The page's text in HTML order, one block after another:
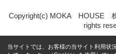
Copyright(c) MOKA HOUSE
rights
当サイトでは、お客様の当サイト利用状